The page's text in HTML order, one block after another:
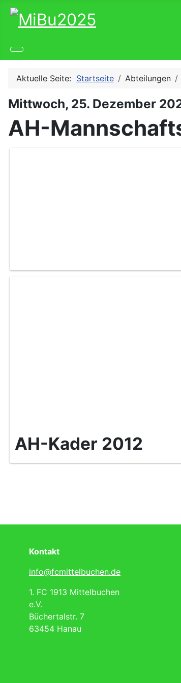
Aktuelle Seite: Startseite Abteilungen
Mittwoch, 25. Dezember
AH-
AH-Kader 2012
Kontakt
info@fcmittelbuchen.de
1. FC 1913 Mittelbuchen
e.V.
Büchertalstr. 7
63454 Hanau